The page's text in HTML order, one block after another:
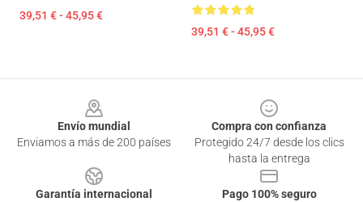
39,51 € - 45,95 €
39,51 € - 45,95 €
Envío mundial
Enviamos a más de 200 países
Compra con confianza
Protegido 24/7 desde los clics
hasta la entrega
Garantía internacional
Pago 100% seguro